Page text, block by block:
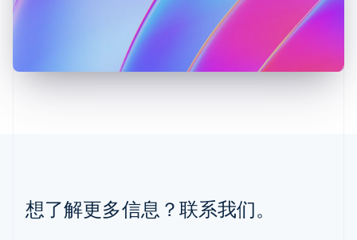
想了解更多信息？联系我们。
English简体中文
PortuguêsEnglish
日本